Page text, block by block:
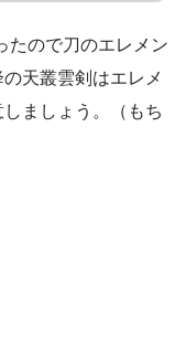
たので刀のエレメン
天叢雲剣はエレメ
ましょう。（もち